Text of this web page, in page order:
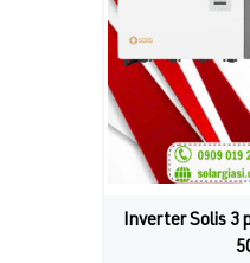
Inverter Solis 3